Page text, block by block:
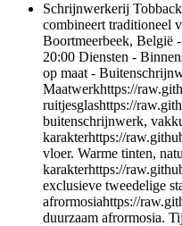
Schrijnwerkerij
combineert traditioneel
Boortmeerbeek, België
20:00 Diensten -
op maat -
Maatwerkhttps://
ruitjesglashttps://
buitenschrijnwerk,
karakterhttps://
vloer. Warme tinten,
karakterhttps://
exclusieve tweedelige
afrormosiahttps://
duurzaam afrormosia.